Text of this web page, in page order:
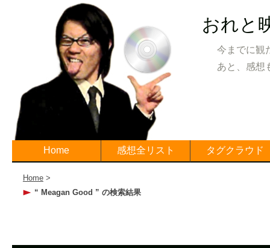
おれと
今までに観
あと、感想
Home 感想全リスト タグクラウド
Home>
“ Meagan Good ” の検索結果